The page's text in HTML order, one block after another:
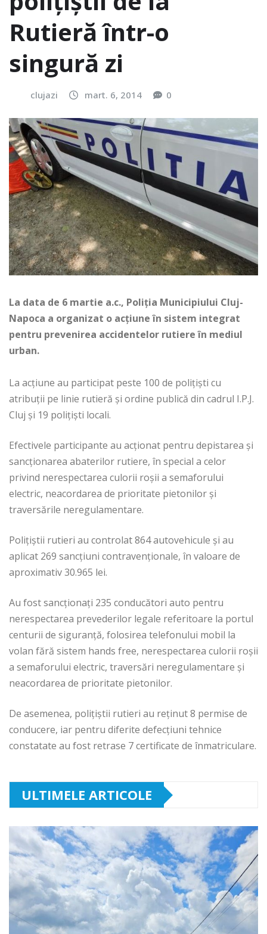
Rutieră într-o
singură zi
clujazi mart. 6, 2014 0
La data de 6 martie a.c., Poliţia Municipiului Cluj-
Napoca a organizat o acţiune în sistem integrat
pentru prevenirea accidentelor rutiere în mediul
urban.
La acţiune au participat peste 100 de poliţişti cu
atribuţii pe linie rutieră şi ordine publică din cadrul I.P.J.
Cluj şi 19 poliţişti locali.
Efectivele participante au acţionat pentru depistarea şi
sancţionarea abaterilor rutiere, în special a celor
privind nerespectarea culorii roşii a semaforului
electric, neacordarea de prioritate pietonilor şi
traversările neregulamentare.
Poliţiştii rutieri au controlat 864 autovehicule şi au
aplicat 269 sancţiuni contravenţionale, în valoare de
aproximativ 30.965 lei.
Au fost sancţionaţi 235 conducători auto pentru
nerespectarea prevederilor legale referitoare la portul
centurii de siguranţă, folosirea telefonului mobil la
volan fără sistem hands free, nerespectarea culorii roşii
a semaforului electric, traversări neregulamentare şi
neacordarea de prioritate pietonilor.
De asemenea, poliţiştii rutieri au reţinut 8 permise de
conducere, iar pentru diferite defecţiuni tehnice
constatate au fost retrase 7 certificate de înmatriculare.
ULTIMELE ARTICOLE